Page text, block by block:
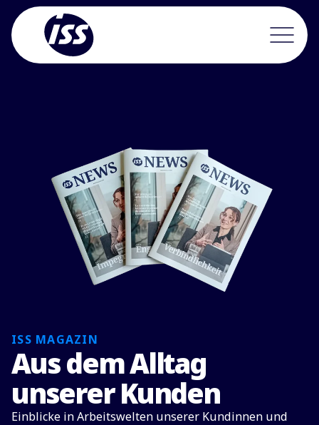
ISS MAGAZIN
Aus dem Alltag
unserer Kunden
Einblicke in Arbeitswelten unserer Kundinnen und